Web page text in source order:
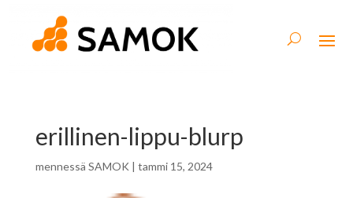
erillinen-lippu-blurp
mennessä SAMOK | tammi 15, 2024